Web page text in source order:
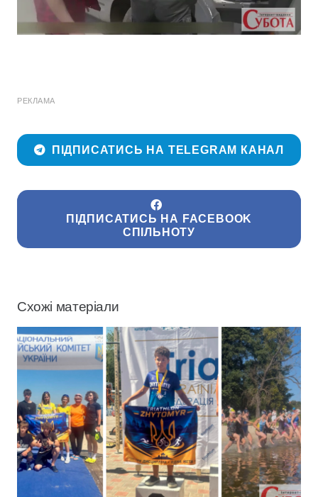
РЕКЛАМА
ПІДПИСАТИСЬ НА TELEGRAM КАНАЛ
ПІДПИСАТИСЬ НА FACEBOOK
СПІЛЬНОТУ
Схожі матеріали